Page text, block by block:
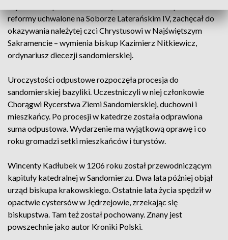
reformy uchwalone na Soborze Laterańskim IV, zachęcał do
okazywania należytej czci Chrystusowi w Najświętszym
Sakramencie – wymienia biskup Kazimierz Nitkiewicz,
ordynariusz diecezji sandomierskiej.
Uroczystości odpustowe rozpoczęła procesja do
sandomierskiej bazyliki. Uczestniczyli w niej członkowie
Chorągwi Rycerstwa Ziemi Sandomierskiej, duchowni i
mieszkańcy. Po procesji w katedrze została odprawiona
suma odpustowa. Wydarzenie ma wyjątkową oprawę i co
roku gromadzi setki mieszkańców i turystów.
Wincenty Kadłubek w 1206 roku został przewodniczącym
kapituły katedralnej w Sandomierzu. Dwa lata później objął
urząd biskupa krakowskiego. Ostatnie lata życia spędził w
opactwie cystersów w Jędrzejowie, zrzekając się
biskupstwa. Tam też został pochowany. Znany jest
powszechnie jako autor Kroniki Polski.